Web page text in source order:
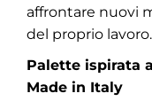
affrontare nuovi
del proprio lavoro.
Palette ispirata
Made in Italy